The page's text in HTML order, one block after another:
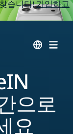
습니다!가입하고
으로
요